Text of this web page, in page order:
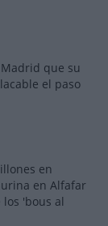
que su
el paso
en
en Alfafar
'bous al